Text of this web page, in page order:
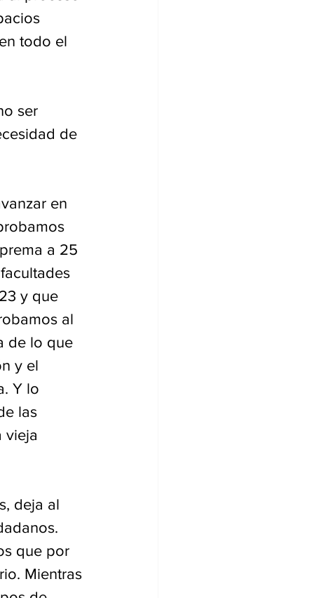
todo el
ser
de
en
a 25
y que
al
de lo que
y el
Y lo
las
vieja
deja al
que por
Mientras